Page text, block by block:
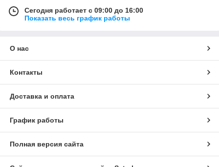
Сегодня работает с 09:00 до 16:00
Показать весь график работы
О нас
Контакты
Доставка и оплата
График работы
Полная версия сайта